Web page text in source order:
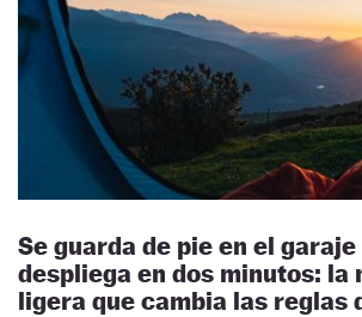
Se guarda de pie en el garaje
despliega en dos minutos: la
ligera que cambia las reglas